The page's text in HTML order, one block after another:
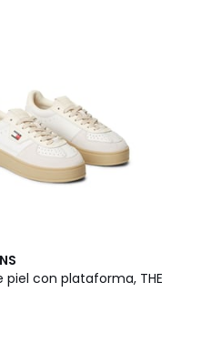
piel con plataforma, THE